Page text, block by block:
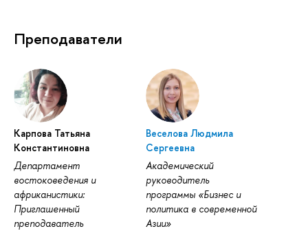
Преподаватели
Карпова Татьяна
Константиновна
Департамент
востоковедения и
африканистики:
Приглашенный
преподаватель
Веселова Людмила
Сергеевна
Академический
руководитель
программы «Бизнес и
политика в современной
Азии»